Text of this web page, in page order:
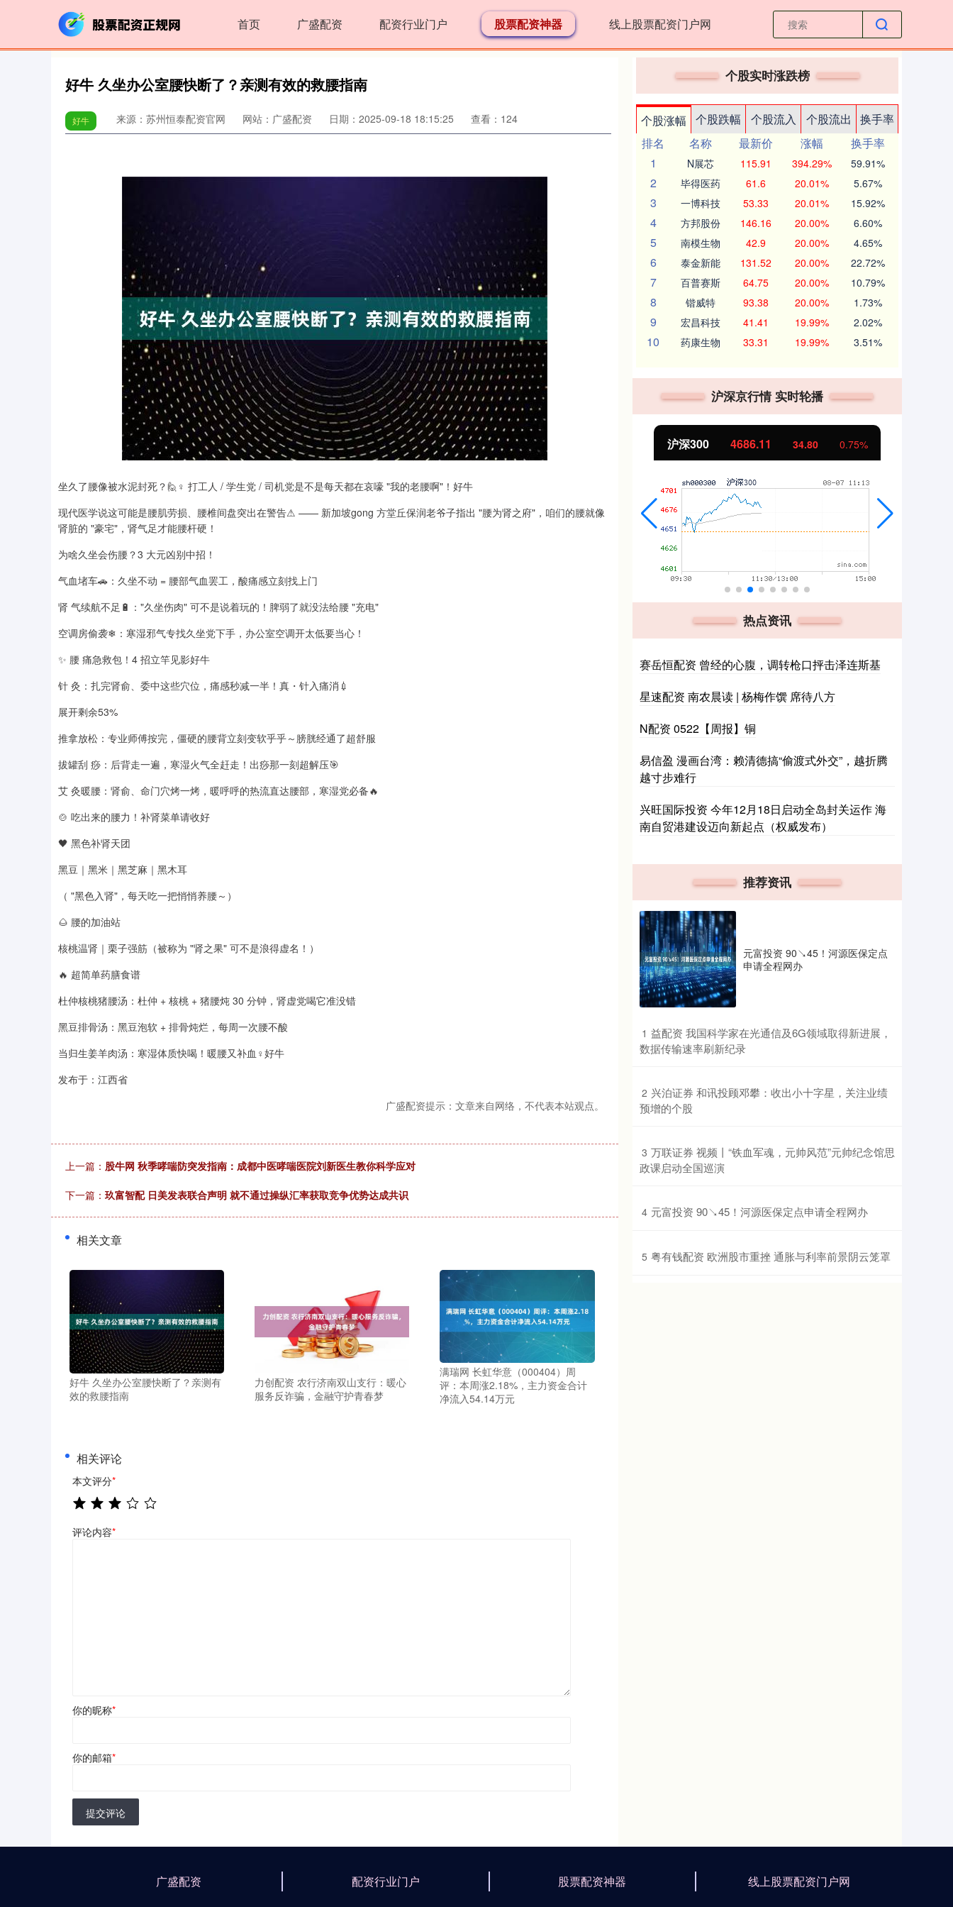
首页 广盛配资 配资行业门户 股票配资神器 线上股票配资门户网
好牛 久坐办公室腰快断了？亲测有效的救腰指南
好牛 来源：苏州恒泰配资官网 网站：广盛配资 日期：2025-09-18 18:15:25 查看：124
坐久了腰像被水泥封死？🙋♀ 打工人 / 学生党 / 司机党是不是每天都在哀嚎 "我的老腰啊"！好牛
现代医学说这可能是腰肌劳损、腰椎间盘突出在警告⚠ —— 新加坡gong 方堂丘保润老爷子指出 "腰为肾之府"，咱们的腰就像
肾脏的 "豪宅"，肾气足才能腰杆硬！
为啥久坐会伤腰？3 大元凶别中招！
气血堵车🚗：久坐不动 = 腰部气血罢工，酸痛感立刻找上门
肾 气续航不足🔋："久坐伤肉" 可不是说着玩的！脾弱了就没法给腰 "充电"
空调房偷袭❄：寒湿邪气专找久坐党下手，办公室空调开太低要当心！
✨ 腰 痛急救包！4 招立竿见影好牛
针 灸：扎完肾俞、委中这些穴位，痛感秒减一半！真・针入痛消💉
展开剩余53%
推拿放松：专业师傅按完，僵硬的腰背立刻变软乎乎～膀胱经通了超舒服
拔罐刮 痧：后背走一遍，寒湿火气全赶走！出痧那一刻超解压🎯
艾 灸暖腰：肾俞、命门穴烤一烤，暖呼呼的热流直达腰部，寒湿党必备🔥
🍲 吃出来的腰力！补肾菜单请收好
🖤 黑色补肾天团
黑豆｜黑米｜黑芝麻｜黑木耳
（ "黑色入肾"，每天吃一把悄悄养腰～）
🌰 腰的加油站
核桃温肾｜栗子强筋（被称为 "肾之果" 可不是浪得虚名！）
🔥 超简单药膳食谱
杜仲核桃猪腰汤：杜仲 + 核桃 + 猪腰炖 30 分钟，肾虚党喝它准没错
黑豆排骨汤：黑豆泡软 + 排骨炖烂，每周一次腰不酸
当归生姜羊肉汤：寒湿体质快喝！暖腰又补血♀好牛
发布于：江西省
广盛配资提示：文章来自网络，不代表本站观点。
上一篇： 股牛网 秋季哮喘防突发指南：成都中医哮喘医院刘新医生教你科学应对
下一篇： 玖富智配 日美发表联合声明 就不通过操纵汇率获取竞争优势达成共识
相关文章
好牛 久坐办公室腰快断了？亲测有
效的救腰指南
力创配资 农行济南双山支行：暖心
服务反诈骗，金融守护青春梦
满瑞网 长虹华意（000404）周
评：本周涨2.18%，主力资金合计
净流入54.14万元
相关评论
本文评分*
评论内容*
你的昵称*
你的邮箱*
提交评论
个股实时涨跌榜
个股涨幅 个股跌幅 个股流入 个股流出
换手率
排名
名称 最新价 涨幅
换手率
1
N展芯 115.91 394.29% 59.91%
2 毕得医药 61.6 20.01% 5.67%
3 一博科技 53.33 20.01% 15.92%
4 方邦股份 146.16 20.00% 6.60%
5 南模生物 42.9 20.00% 4.65%
6 泰金新能 131.52 20.00% 22.72%
7 百普赛斯 64.75 20.00% 10.79%
8 锴威特 93.38 20.00% 1.73%
9 宏昌科技 41.41 19.99% 2.02%
10 药康生物 33.31 19.99% 3.51%
沪深京行情 实时轮播
深证成指 14254.32 144.20 1.02% 沪深300 4686.11 34.80 北证50 1123.60 0.72 0.06%
热点资讯
赛岳恒配资 曾经的心腹，调转枪口抨击泽连斯基
星速配资 南农晨读 | 杨梅作馔 席待八方
N配资 0522【周报】铜
易信盈 漫画台湾：赖清德搞“偷渡式外交”，越折腾
越寸步难行
兴旺国际投资 今年12月18日启动全岛封关运作 海
南自贸港建设迈向新起点（权威发布）
推荐资讯
元富投资 90↘45！河源医保定点
申请全程网办
1 ​益配资 我国科学家在光通信及6G领域取得新进展，
数据传输速率刷新纪录
2 ​兴泊证券 和讯投顾邓攀：收出小十字星，关注业绩
预增的个股
3 ​万联证券 视频丨“铁血军魂，元帅风范”元帅纪念馆思
政课启动全国巡演
4 ​元富投资 90↘45！河源医保定点申请全程网办
5 ​粤有钱配资 欧洲股市重挫 通胀与利率前景阴云笼罩
广盛配资 配资行业门户 股票配资神器 线上股票配资门户网